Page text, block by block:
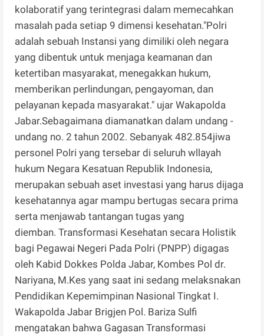
kolaboratif yang terintegrasi dalam memecahkan
masalah pada setiap 9 dimensi kesehatan."Polri
adalah sebuah Instansi yang dimiliki oleh negara
yang dibentuk untuk menjaga keamanan dan
ketertiban masyarakat, menegakkan hukum,
memberikan perlindungan, pengayoman, dan
pelayanan kepada masyarakat." ujar Wakapolda
Jabar.Sebagaimana diamanatkan dalam undang -
undang no. 2 tahun 2002. Sebanyak 482.854jiwa
personel Polri yang tersebar di seluruh wllayah
hukum Negara Kesatuan Republik Indonesia,
merupakan sebuah aset investasi yang harus dijaga
kesehatannya agar mampu bertugas secara prima
serta menjawab tantangan tugas yang
diemban. Transformasi Kesehatan secara Holistik
bagi Pegawai Negeri Pada Polri (PNPP) digagas
oleh Kabid Dokkes Polda Jabar, Kombes Pol dr.
Nariyana, M.Kes yang saat ini sedang melaksnakan
Pendidikan Kepemimpinan Nasional Tingkat I.
Wakapolda Jabar Brigjen Pol. Bariza Sulfi
mengatakan bahwa Gagasan Transformasi